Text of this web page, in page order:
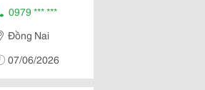
0979 *** ***
Đồng Nai
07/06/2026